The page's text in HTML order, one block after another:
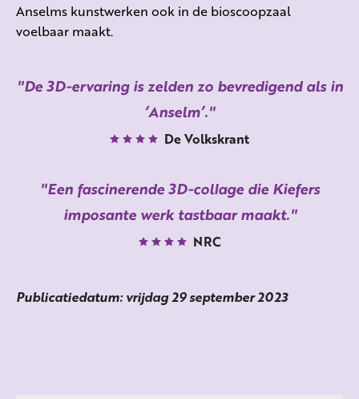
Anselms kunstwerken ook in de bioscoopzaal
voelbaar maakt.
De 3D-ervaring is zelden zo bevredigend als in
‘Anselm’.
De Volkskrant
Een fascinerende 3D-collage die Kiefers
imposante werk tastbaar maakt.
NRC
Publicatiedatum: vrijdag 29 september 2023